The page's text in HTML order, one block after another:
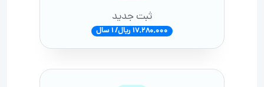
ثبت جدید
17,280,000 ریال/ 1 سال